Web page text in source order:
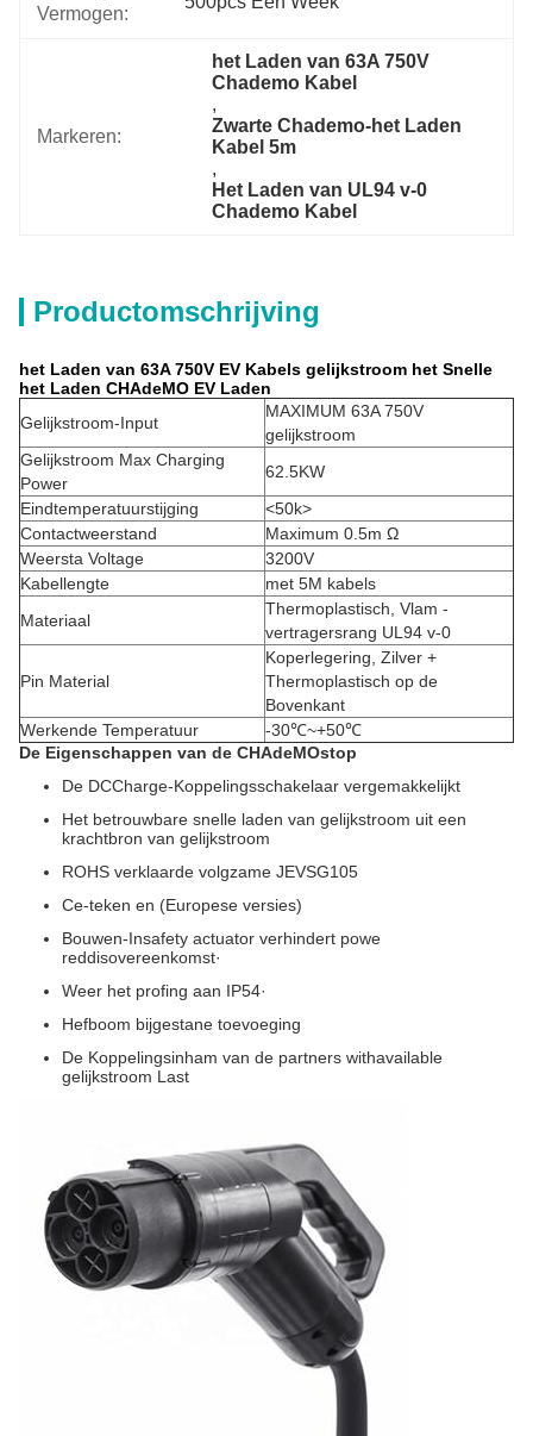
Vermogen:
Markeren:
het Laden van 63A 750V
Chademo Kabel
,
Zwarte Chademo-het Laden
Kabel 5m
,
Het Laden van UL94 v-0
Chademo Kabel
Productomschrijving
het Laden van 63A 750V EV Kabels gelijkstroom het Snelle
het Laden CHAdeMO EV Laden
Gelijkstroom-Input
MAXIMUM 63A 750V
gelijkstroom
Gelijkstroom Max Charging
Power
62.5KW
Eindtemperatuurstijging
<50k>
Contactweerstand
Maximum 0.5m Ω
Weersta Voltage
3200V
Kabellengte
met 5M kabels
Materiaal
Thermoplastisch, Vlam -
vertragersrang UL94 v-0
Pin Material
Koperlegering, Zilver +
Thermoplastisch op de
Bovenkant
Werkende Temperatuur
-30℃~+50℃
De Eigenschappen van de CHAdeMOstop
De DCCharge-Koppelingsschakelaar vergemakkelijkt
Het betrouwbare snelle laden van gelijkstroom uit een
krachtbron van gelijkstroom
ROHS verklaarde volgzame JEVSG105
Ce-teken en (Europese versies)
Bouwen-Insafety actuator verhindert powe
reddisovereenkomst·
Weer het profing aan IP54·
Hefboom bijgestane toevoeging
De Koppelingsinham van de partners withavailable
gelijkstroom Last